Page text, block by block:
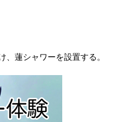
、蓮シャワーを設置する。